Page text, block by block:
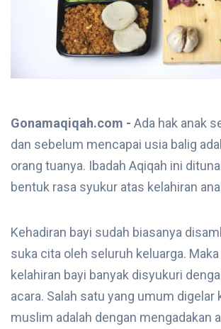
Gonamaqiqah.com - Ada hak anak
dan sebelum mencapai usia balig
orang tuanya. Ibadah Aqiqah ini
bentuk rasa syukur atas kelahiran
Kehadiran bayi sudah biasanya
suka cita oleh seluruh keluarga.
kelahiran bayi banyak disyukuri
acara. Salah satu yang umum digelar
muslim adalah dengan mengadakan